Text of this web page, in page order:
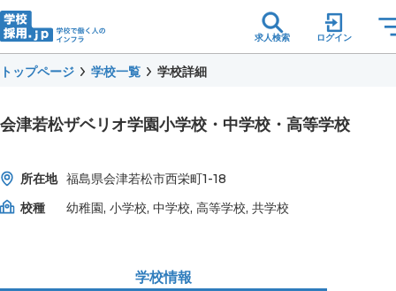
求人検索 ログイン
トップページ 学校一覧 学校詳細
会津若松ザベリオ学園小学校・中学校・高等学校
所在地 福島県会津若松市西栄町1-18
校種
幼稚園, 小学校, 中学校, 高等学校, 共学校
学校情報